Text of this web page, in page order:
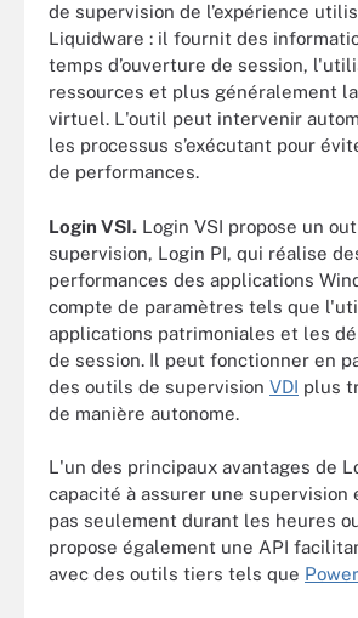
de supervision de l’expérience
Liquidware : il fournit des
temps d’ouverture de session,
ressources et plus généralement
virtuel. L'outil peut intervenir
les processus s’exécutant pour
de performances.
Login VSI. Login VSI propose un
supervision, Login PI, qui réalise
performances des applications
compte de paramètres tels que
applications patrimoniales et les
de session. Il peut fonctionner en
des outils de supervision VDI plus
de manière autonome.
L'un des principaux avantages de
capacité à assurer une supervision
pas seulement durant les heures
propose également une API
avec des outils tiers tels que